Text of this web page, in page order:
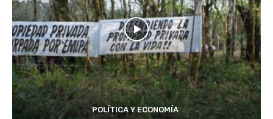
POLÍTICA Y ECONOMÍA